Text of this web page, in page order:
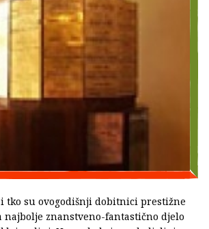
tko su ovogodišnji dobitnici prestižne
najbolje znanstveno-fantastično djelo